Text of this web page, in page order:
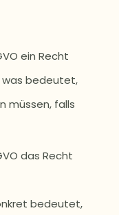
ein Recht
was bedeutet,
müssen, falls
das Recht
bedeutet,